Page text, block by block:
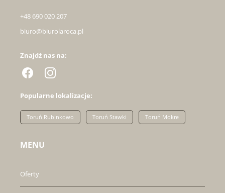
+48 690 020 207
biuro@biurolaroca.pl
Znajdź nas na:
Popularne lokalizacje:
Toruń Rubinkowo Toruń Stawki Toruń Mokre
MENU
Oferty